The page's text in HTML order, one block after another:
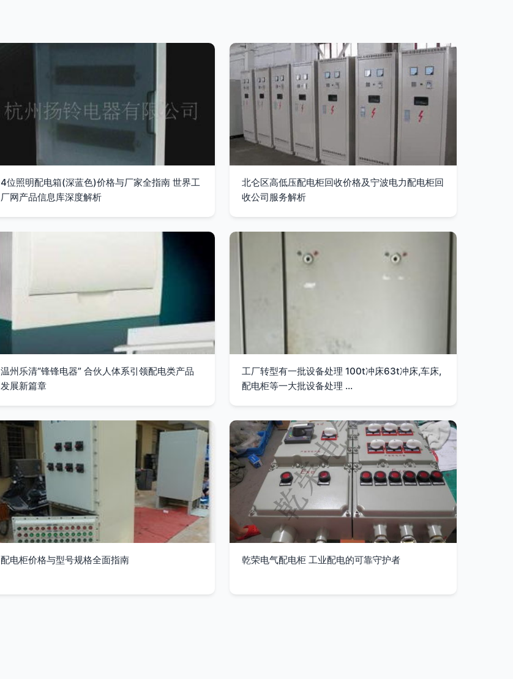
4位照明配电箱(深蓝色)价格与厂家全指南 世界工
厂网产品信息库深度解析
北仑区高低压配电柜回收价格及宁波电力配电柜回
收公司服务解析
温州乐清“锋锋电器” 合伙人体系引领配电类产品
发展新篇章
工厂转型有一批设备处理 100t冲床63t冲床,车床,
配电柜等一大批设备处理 ...
配电柜价格与型号规格全面指南 乾荣电气配电柜 工业配电的可靠守护者